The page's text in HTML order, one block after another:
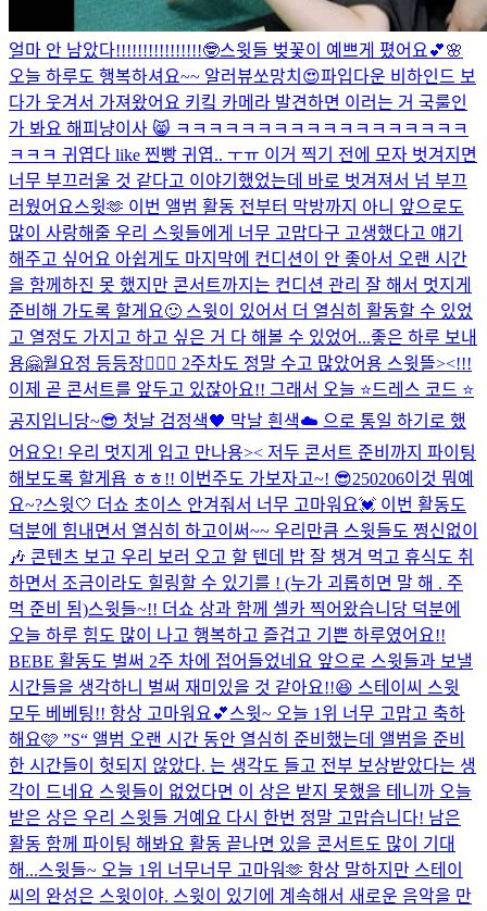
얼마 안 남았다!!!!!!!!!!!!!!!!🤓스윗들 벚꽃이 예쁘게 폈어요💕🌸
오늘 하루도 행복하셔요~~ 알러뷰쏘망치😍파입다운 비하인드 보
다가 웃겨서 가져왔어요 키킼 카메라 발견하면 이러는 거 국룰인
가 봐요 해피냥이사 😸 ㅋㅋㅋㅋㅋㅋㅋㅋㅋㅋㅋㅋㅋㅋㅋㅋㅋㅋ
ㅋㅋㅋ 귀엽다 like 찐빵 귀엽.. ㅜㅠ 이거 찍기 전에 모자 벗겨지면
너무 부끄러울 것 같다고 이야기했었는데 바로 벗겨져서 넘 부끄
러웠어요스윗🫶 이번 앨범 활동 전부터 막방까지 아니 앞으로도
많이 사랑해줄 우리 스윗들에게 너무 고맙다구 고생했다고 얘기
해주고 싶어요 아쉽게도 마지막에 컨디션이 안 좋아서 오랜 시간
을 함께하진 못 했지만 콘서트까지는 컨디션 관리 잘 해서 멋지게
준비해 가도록 할게요🙂 스윗이 있어서 더 열심히 활동할 수 있었
고 열정도 가지고 하고 싶은 거 다 해볼 수 있었어...좋은 하루 보내
용🤗월요정 등등장🧚🏻‍♀️ 2주차도 정말 수고 많았어용 스윗뜰><!!!
이제 곧 콘서트를 앞두고 있잖아요!! 그래서 오늘 ⭐️드레스 코드 ⭐️
공지입니당~😎 첫날 검정색🖤 막날 흰색☁️ 으로 통일 하기로 했
어요오! 우리 멋지게 입고 만나용>< 저두 콘서트 준비까지 파이팅
해보도록 할게욥 ㅎㅎ!! 이번주도 가보자고~! 😎250206이것 뭐예
요~?스윗🤍 더쇼 초이스 안겨줘서 너무 고마워요💓 이번 활동도
덕분에 힘내면서 열심히 하고이써~~ 우리만큼 스윗들도 쩡신없이
🎶 콘텐츠 보고 우리 보러 오고 할 텐데 밥 잘 챙겨 먹고 휴식도 취
하면서 조금이라도 힐링할 수 있기를 ! (누가 괴롭히면 말 해 . 주
먹 준비 됨)스윗들~!! 더쇼 상과 함께 셀카 찍어왔습니당 덕분에
오늘 하루 힘도 많이 나고 행복하고 즐겁고 기쁜 하루였어요!!
BEBE 활동도 벌써 2주 차에 접어들었네요 앞으로 스윗들과 보낼
시간들을 생각하니 벌써 재미있을 것 같아요!!😆 스테이씨 스윗
모두 베베팅!! 항상 고마워요💕스윗~ 오늘 1위 너무 고맙고 축하
해요🩷 ”S“ 앨범 오랜 시간 동안 열심히 준비했는데 앨범을 준비
한 시간들이 헛되지 않았다. 는 생각도 들고 전부 보상받았다는 생
각이 드네요 스윗들이 없었다면 이 상은 받지 못했을 테니까 오늘
받은 상은 우리 스윗들 거예요 다시 한번 정말 고맙습니다! 남은
활동 함께 파이팅 해봐요 활동 끝나면 있을 콘서트도 많이 기대
해...스윗들~ 오늘 1위 너무너무 고마워🫶 항상 말하지만 스테이
씨의 완성은 스윗이야. 스윗이 있기에 계속해서 새로운 음악을 만